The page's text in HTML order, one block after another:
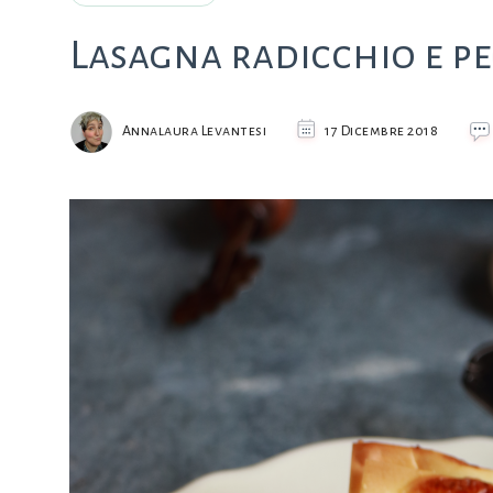
Lasagna radicchio e
Annalaura Levantesi 17 Dicembre 2018